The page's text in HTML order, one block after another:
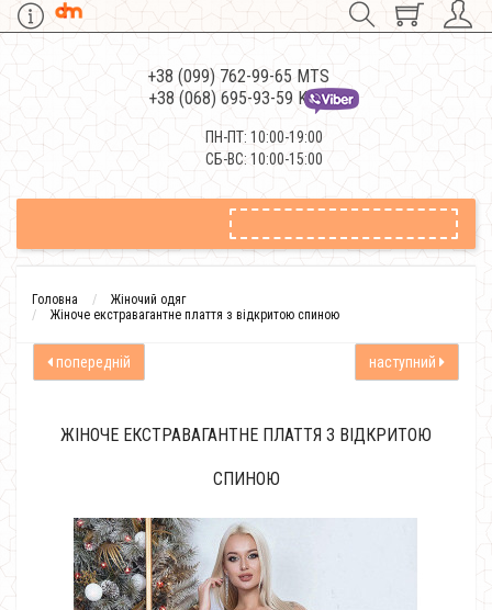
+38 (099) 762-99-65 MTS
+38 (068) 695-93-59 Kievstar
ПН-ПТ: 10:00-19:00
СБ-ВС: 10:00-15:00
Головна
Жіночий одяг
Жіноче екстравагантне плаття з відкритою спиною
попередній наступний
ЖІНОЧЕ ЕКСТРАВАГАНТНЕ ПЛАТТЯ З ВІДКРИТОЮ
СПИНОЮ